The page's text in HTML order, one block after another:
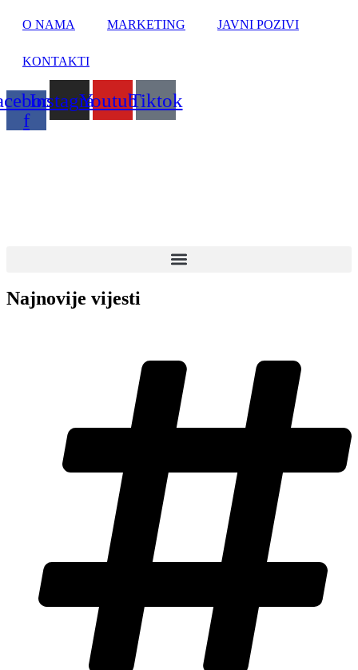
O NAMA MARKETING JAVNI POZIVI
KONTAKTI
f
InstagramYoutubeTiktok
Najnovije vijesti